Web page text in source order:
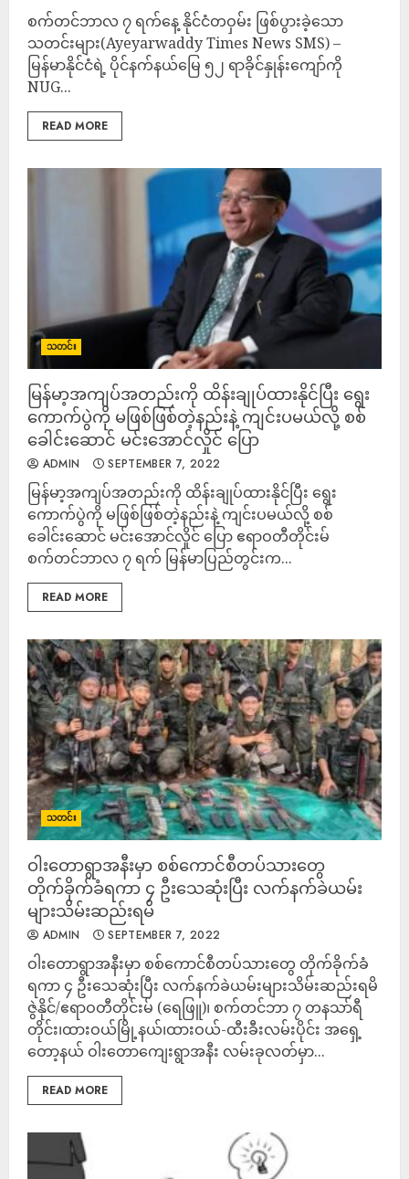
စက်တင်ဘာလ ၇ ရက်နေ့ နိုင်ငံတဝှမ်း ဖြစ်ပွားခဲ့သော
သတင်းများ(Ayeyarwaddy Times News SMS) –
မြန်မာနိုင်ငံရဲ့ ပိုင်နက်နယ်မြေ ၅၂ ရာခိုင်နှုန်းကျော်ကို
NUG...
READ MORE
သတင်း
မြန်မာ့အကျပ်အတည်းကို ထိန်းချုပ်ထားနိုင်ပြီး ရွေး
ကောက်ပွဲကို မဖြစ်ဖြစ်တဲ့နည်းနဲ့ ကျင်းပမယ်လို့ စစ်
ခေါင်းဆောင် မင်းအောင်လှိုင် ပြော
ADMIN SEPTEMBER 7, 2022
မြန်မာ့အကျပ်အတည်းကို ထိန်းချုပ်ထားနိုင်ပြီး ရွေး
ကောက်ပွဲကို မဖြစ်ဖြစ်တဲ့နည်းနဲ့ ကျင်းပမယ်လို့ စစ်
ခေါင်းဆောင် မင်းအောင်လှိုင် ပြော ဧရာဝတီတိုင်းမ်
စက်တင်ဘာလ ၇ ရက် မြန်မာပြည်တွင်းက...
READ MORE
သတင်း
ဝါးတောရွာအနီးမှာ စစ်ကောင်စီတပ်သားတွေ
တိုက်ခိုက်ခံရကာ ၄ ဦးသေဆုံးပြီး လက်နက်ခဲယမ်း
များသိမ်းဆည်းရမိ
ADMIN SEPTEMBER 7, 2022
ဝါးတောရွာအနီးမှာ စစ်ကောင်စီတပ်သားတွေ တိုက်ခိုက်ခံ
ရကာ ၄ ဦးသေဆုံးပြီး လက်နက်ခဲယမ်းများသိမ်းဆည်းရမိ
ဇွဲနိုင်/ဧရာဝတီတိုင်းမ် (ရေဖြူ)၊ စက်တင်ဘာ ၇ တနသာ်ရီ
တိုင်း၊ထားဝယ်မြို့နယ်၊ထားဝယ်-ထီးခီးလမ်းပိုင်း အရှေ့
တော့နယ် ဝါးတောကျေးရွာအနီး လမ်းခုလတ်မှာ...
READ MORE